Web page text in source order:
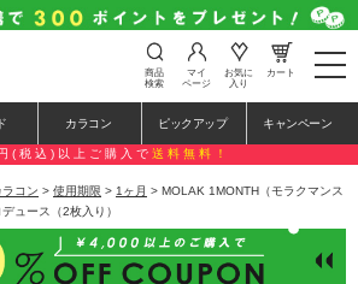
t
o
e
n
a
a
商品
検索
マイ
ページ
お気に
入り
カート
カラコン ピックアップ キャンペーン
(税込)以上ご購入で 送料無料！
ラコン > 使用期限 > 1ヶ月 > MOLAK 1MONTH（モラクマンス
ュース（2枚入り）